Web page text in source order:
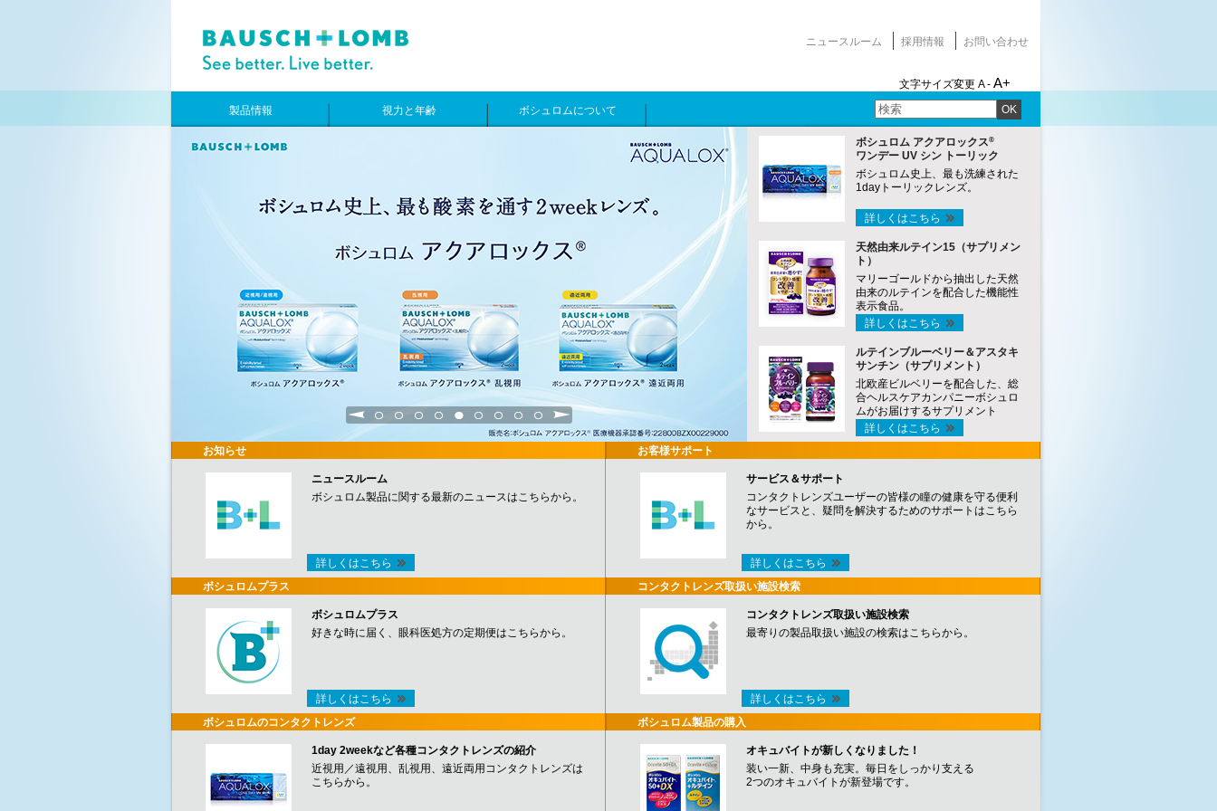
ニュースルーム 採用情報 お問い合わせ
文字サイズ変更 A - A+
OK
製品情報 視力と年齢 ボシュロムについて
1 2 3 4 5 6 7 8 9
ボシュロム アクアロックス®
ワンデー UV シン トーリック
ボシュロム史上、最も洗練された
1dayトーリックレンズ。
詳しくはこちら
天然由来ルテイン15（サプリメン
ト）
マリーゴールドから抽出した天然
由来のルテインを配合した機能性
表示食品。
詳しくはこちら
ルテインブルーベリー＆アスタキ
サンチン（サプリメント）
北欧産ビルベリーを配合した、総
合ヘルスケアカンパニーボシュロ
ムがお届けするサプリメント
詳しくはこちら
お知らせ
ニュースルーム
ボシュロム製品に関する最新のニュースはこちらから。
詳しくはこちら
ボシュロムプラス
ボシュロムプラス
好きな時に届く、眼科医処方の定期便はこちらから。
詳しくはこちら
ボシュロムのコンタクトレンズ
1day 2weekなど各種コンタクトレンズの紹介
近視用／遠視用、乱視用、遠近両用コンタクトレンズは
こちらから。
お客様サポート
サービス＆サポート
コンタクトレンズユーザーの皆様の瞳の健康を守る便利
なサービスと、疑問を解決するためのサポートはこちら
から。
詳しくはこちら
コンタクトレンズ取扱い施設検索
コンタクトレンズ取扱い施設検索
最寄りの製品取扱い施設の検索はこちらから。
詳しくはこちら
ボシュロム製品の購入
オキュバイトが新しくなりました！
装い一新、中身も充実。毎日をしっかり支える
2つのオキュバイトが新登場です。